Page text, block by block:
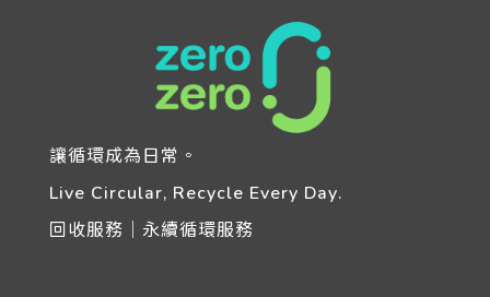
讓循環成為日常。
Live Circular, Recycle Every Day.
回收服務｜永續循環服務